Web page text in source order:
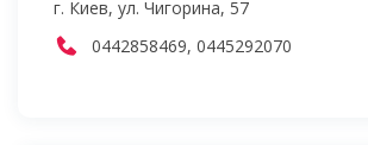
г. Киев, ул. Чигорина, 57
0442858469, 0445292070